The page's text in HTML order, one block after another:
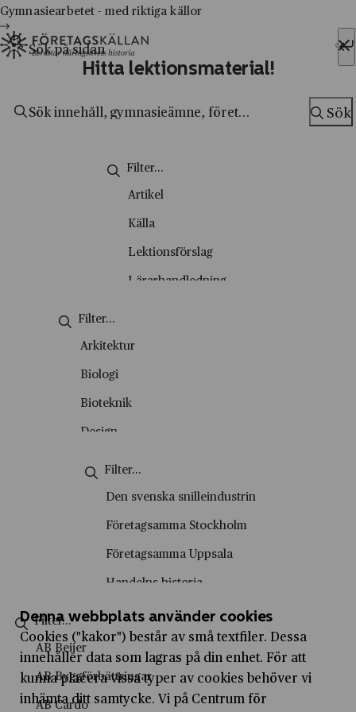
Hoppa till innehåll
Till innehåll
Gymnasiearbetet - med riktiga källor
Sök efter:
Hitta lektionsmaterial!
Sök
Sök
Artikel
Källa
Lektionsförslag
Lärarhandledning
Arkitektur
Biologi
Bioteknik
Design
Engelska
Entreprenörskap
Entreprenörskap och företagande
Film- och tv-produktion
Företagsekonomi
Försäljning och kundservice
Den svenska snilleindustrin
Företagsamma Stockholm
Företagsamma Uppsala
Handelns historia
Handelshistoriska vandringar
Historiesyner
History marketing
IVA Entreprenörskapsakademi
AB Beijer
AB Byggförbättringar
AB Cardo
Denna webbplats använder cookies
Cookies ("kakor") består av små textfiler. Dessa
innehåller data som lagras på din enhet. För att
kunna placera vissa typer av cookies behöver vi
inhämta ditt samtycke. Vi på Centrum för